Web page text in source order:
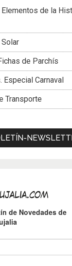
de la
de Parchís
Especial Carnaval
Transporte